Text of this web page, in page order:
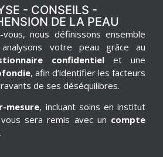
- CONSEILS -
DE LA PEAU
nous définissons ensemble
votre peau grâce au
confidentiel
et une
, afin d’identifier les facteurs
de ses déséquilibres.
mesure, incluant soins en institut
sera remis avec un compte